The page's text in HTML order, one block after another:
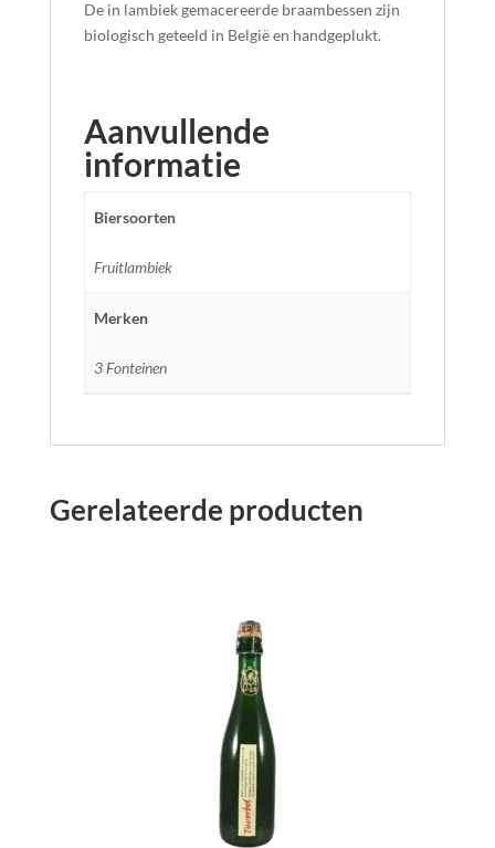
De in lambiek gemacereerde braambessen zijn
biologisch geteeld in België en handgeplukt.
Aanvullende
informatie
Biersoorten
Fruitlambiek
Merken
3 Fonteinen
Gerelateerde producten